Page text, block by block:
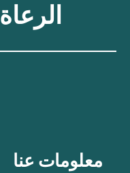
معلومات عنا